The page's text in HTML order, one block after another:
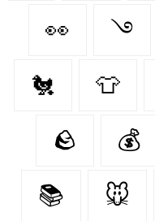
👀 ࿓
🐔 👕
🪨 💰
📚 🐭